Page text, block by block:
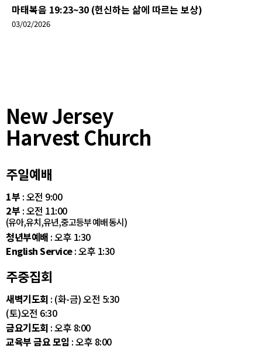
마태복음 19:23~30 (헌신하는 삶에 따르는 보상)
03/02/2026
New Jersey
Harvest Church
주일예배
1부 : 오전 9:00
2부 : 오전 11:00
(유아,유치,유년,중고등부 예배 동시)
청년부예배 : 오후 1:30
English Service: 오후 1:30
주중집회
새벽기도회 : (화-금) 오전 5:30
(토)오전 6:30
금요기도회 : 오후 8:00
교육부 금요 모임 : 오후 8:00